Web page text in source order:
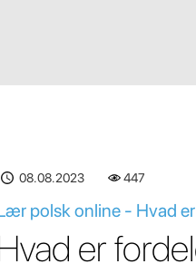
08.08.2023 447
polsk online - Hvad
er